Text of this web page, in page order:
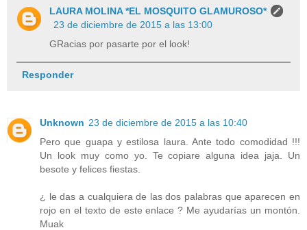
LAURA MOLINA *EL MOSQUITO GLAMUROSO*
23 de diciembre de 2015 a las 13:00
GRacias por pasarte por el look!
Responder
Unknown 23 de diciembre de 2015 a las 10:40
Pero que guapa y estilosa laura. Ante todo comodidad !!!
Un look muy como yo. Te copiare alguna idea jaja. Un
besote y felices fiestas.
¿ le das a cualquiera de las dos palabras que aparecen en
rojo en el texto de este enlace ? Me ayudarías un montón.
Muak